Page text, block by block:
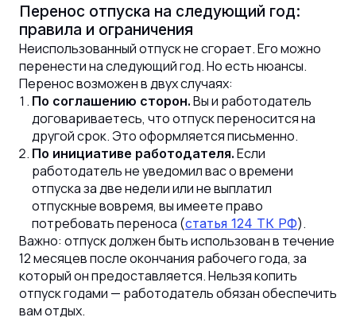
Перенос отпуска на следующий год:
правила и ограничения
Неиспользованный отпуск не сгорает. Его можно
перенести на следующий год. Но есть нюансы.
Перенос возможен в двух случаях:
По соглашению сторон. Вы и работодатель
договариваетесь, что отпуск переносится на
другой срок. Это оформляется письменно.
По инициативе работодателя. Если
работодатель не уведомил вас о времени
отпуска за две недели или не выплатил
отпускные вовремя, вы имеете право
потребовать переноса (статья 124 ТК РФ).
Важно: отпуск должен быть использован в течение
12 месяцев после окончания рабочего года, за
который он предоставляется. Нельзя копить
отпуск годами — работодатель обязан обеспечить
вам отдых.